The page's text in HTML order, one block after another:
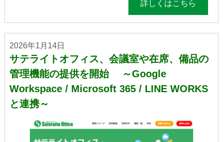
詳しくはこちら
2026年1月14日
サテライトオフィス、会議室や在席、備品の
管理機能の提供を開始 ～Google
Workspace / Microsoft 365 / LINE WORKS
と連携～